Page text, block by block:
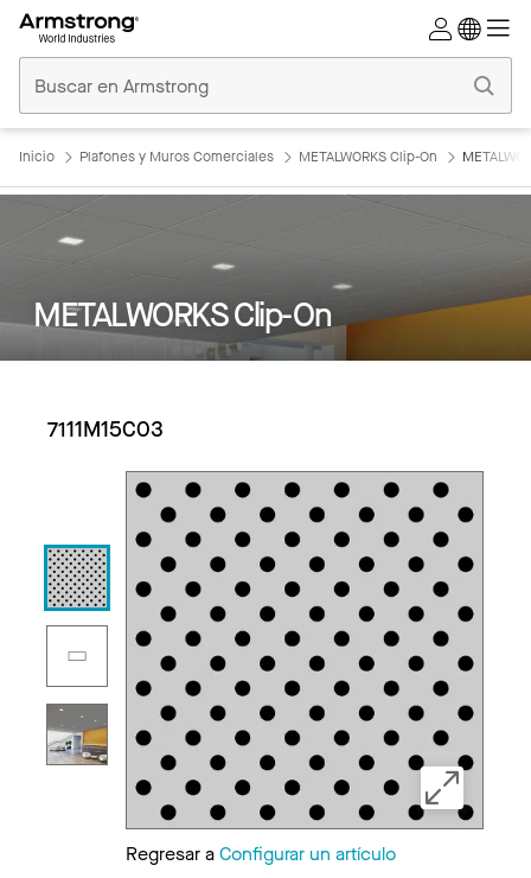
Comerciales
Inicio
Inicio Plafones y Muros Comerciales METALWORKS Clip-On
METALWORKS Clip-On
7111M15C03
Regresar aConfigurar un artículo